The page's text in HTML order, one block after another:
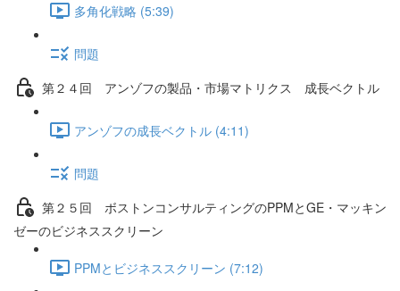
多角化戦略 (5:39)
問題
第２４回 アンゾフの製品・市場マトリクス 成長ベクトル
アンゾフの成長ベクトル (4:11)
問題
第２５回 ボストンコンサルティングのPPMとGE・マッキン
ゼーのビジネススクリーン
PPMとビジネススクリーン (7:12)